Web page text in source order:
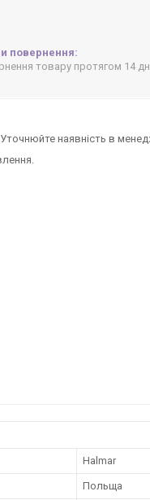
товару протягом 14
наявність в
Halmar
Польща